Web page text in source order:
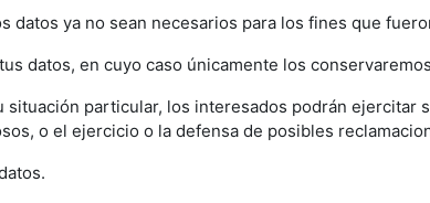
datos ya no sean necesarios para los fines que
datos, en cuyo caso únicamente los
particular, los interesados podrán ejercitar
o el ejercicio o la defensa de posibles